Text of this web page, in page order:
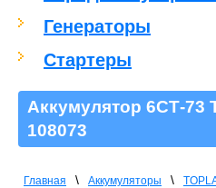
Генераторы
Стартеры
Аккумулятор 6СТ-73
108073
Главная \ Аккумуляторы \